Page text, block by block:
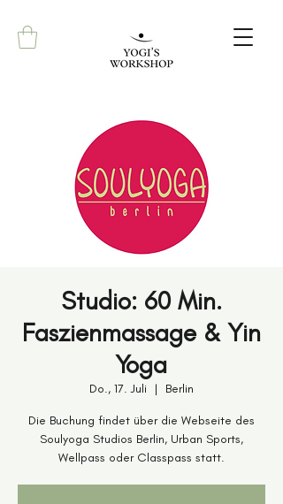
Studio: 60 Min.
Faszienmassage & Yin
Yoga
Do., 17. Juli
  |
Berlin
Die Buchung findet über die Webseite des
Soulyoga Studios Berlin, Urban Sports,
Wellpass oder Classpass statt.